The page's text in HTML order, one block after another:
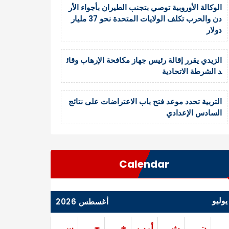
الوكالة الأوروبية توصي بتجنب الطيران بأجواء الأر
دن والحرب تكلف الولايات المتحدة نحو 37 مليار
دولار
الزيدي يقرر إقالة رئيس جهاز مكافحة الإرهاب وقائ
د الشرطة الاتحادية
التربية تحدد موعد فتح باب الاعتراضات على نتائج
السادس الإعدادي
Calendar
أغسطس 2026